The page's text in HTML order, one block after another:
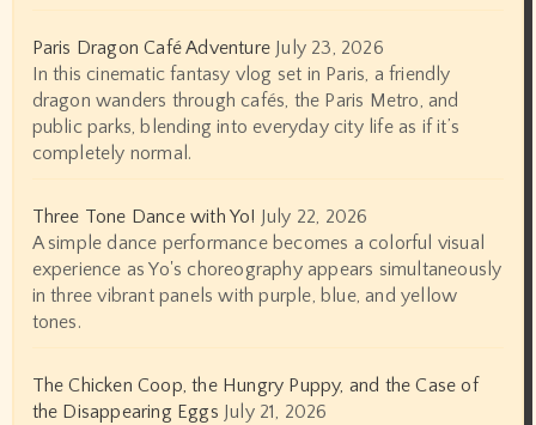
Paris Dragon Café Adventure July 23, 2026
In this cinematic fantasy vlog set in Paris, a friendly
dragon wanders through cafés, the Paris Metro, and
public parks, blending into everyday city life as if it’s
completely normal.
Three Tone Dance with Yo! July 22, 2026
A simple dance performance becomes a colorful visual
experience as Yo's choreography appears simultaneously
in three vibrant panels with purple, blue, and yellow
tones.
The Chicken Coop, the Hungry Puppy, and the Case of
the Disappearing Eggs July 21, 2026